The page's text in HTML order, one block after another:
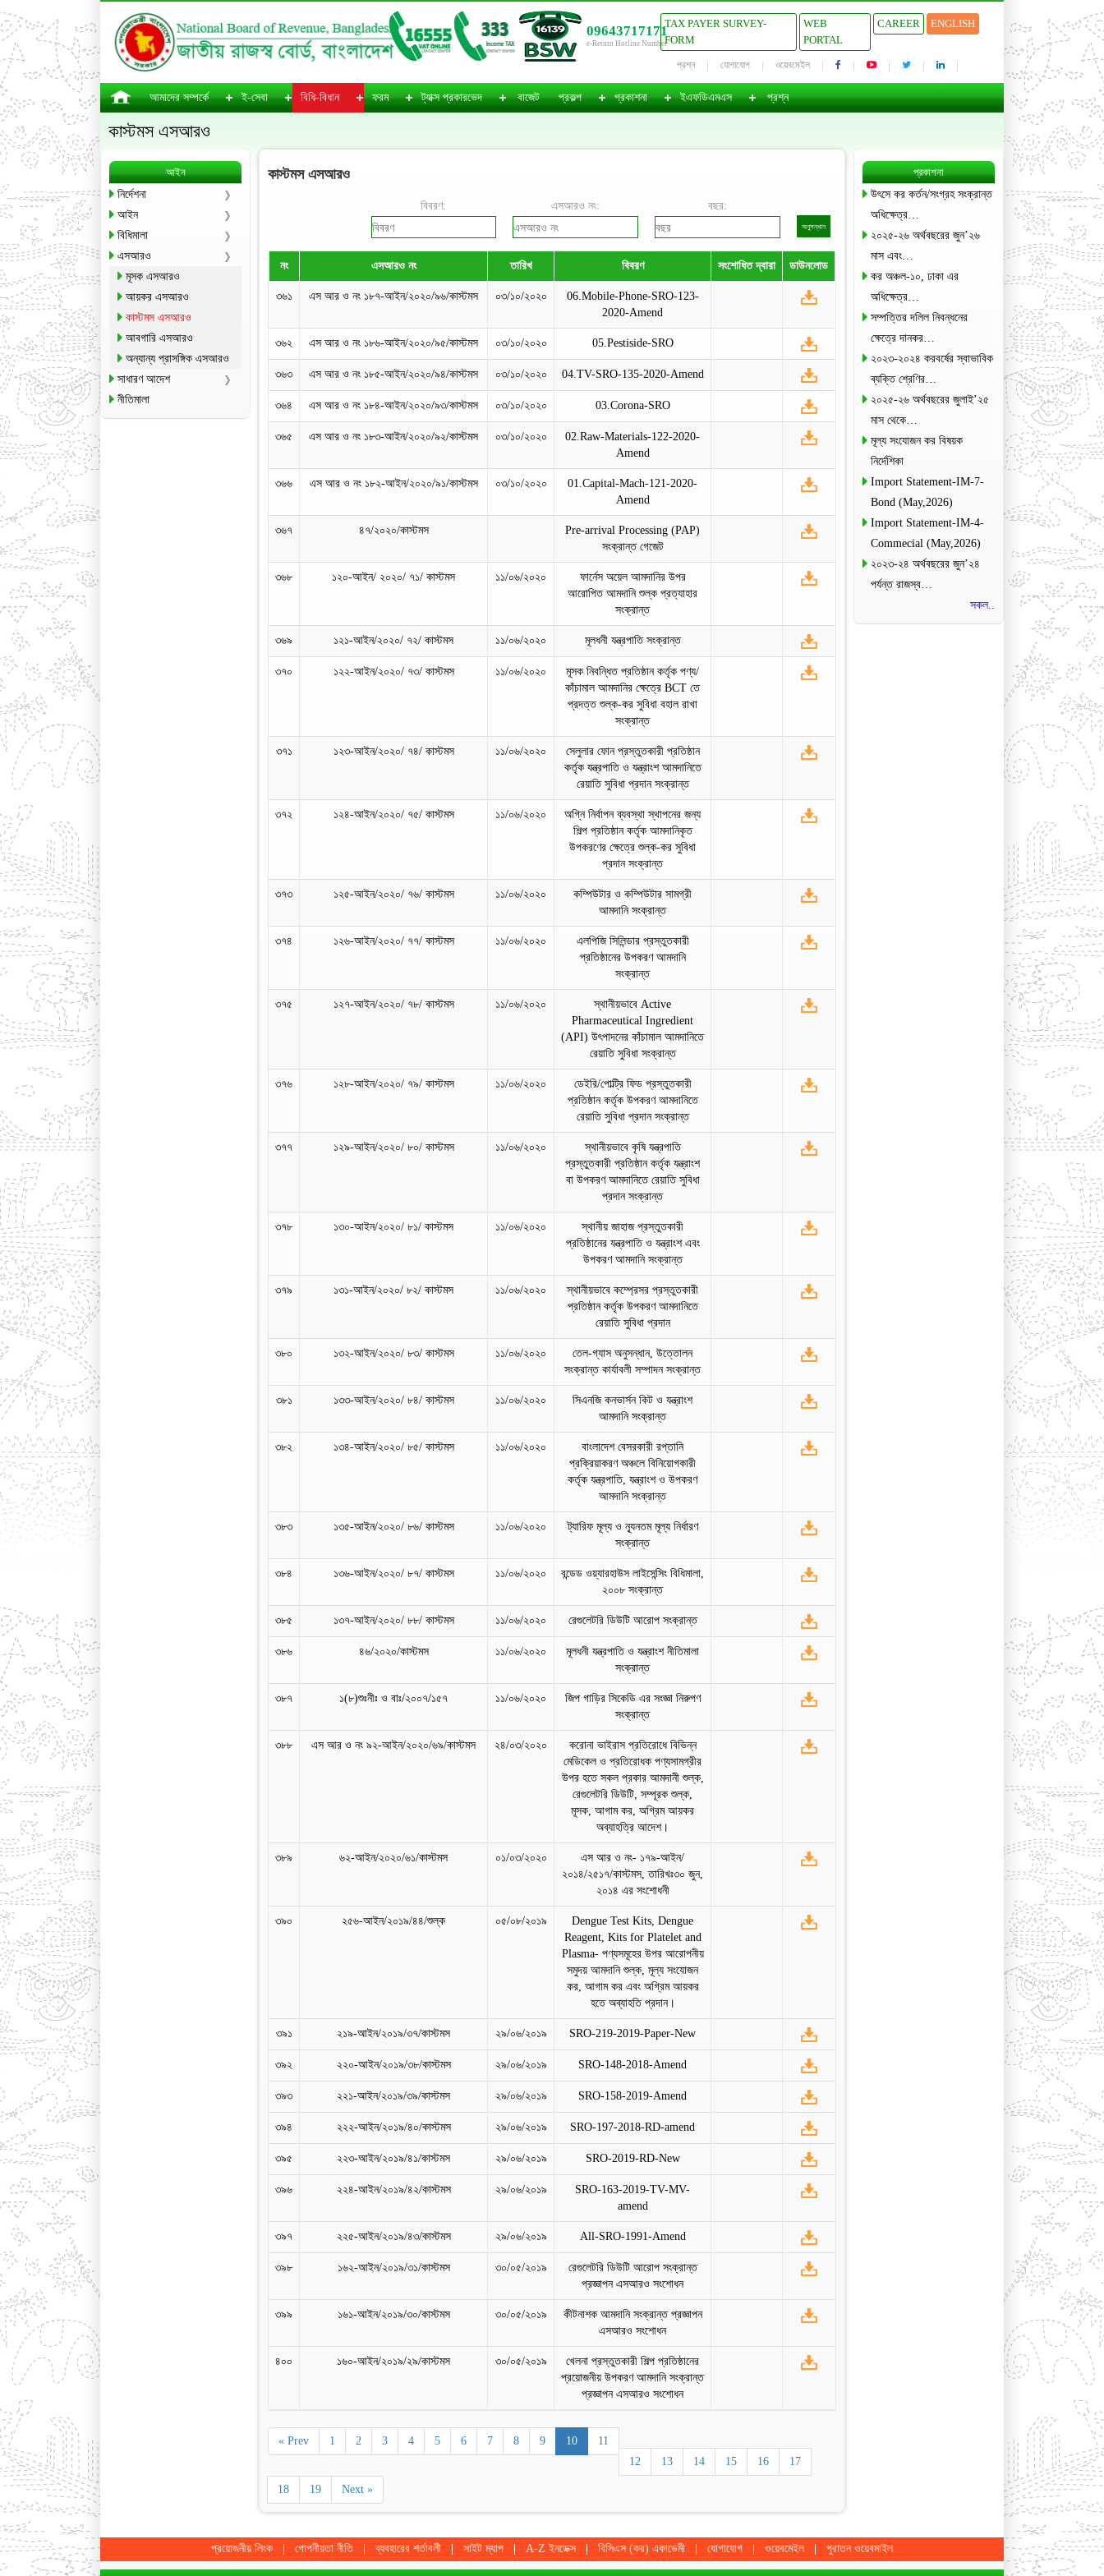
09643717171
e-Return Hotline Number
TAX PAYER SURVEY-
FORM
WEB
PORTAL
CAREER ENGLISH
প্রশ্ন যোগাযোগ ওয়েবমেইল
আমাদের সম্পর্কে ই-সেবা বিধি-বিধান ফরম ট্যাক্স প্রকারভেদ বাজেট প্রকল্প প্রকাশনা ইএফডিএমএস প্রশ্ন
কাস্টমস এসআরও
আইন
নির্দেশনা
আইন
বিধিমালা
এসআরও
মূসক এসআরও
আয়কর এসআরও
কাস্টমস এসআরও
আবগারি এসআরও
অন্যান্য প্রাসঙ্গিক এসআরও
সাধারণ আদেশ
নীতিমালা
কাস্টমস এসআরও
বিবরণ: এসআরও নং: বছর:
নং এসআরও নং তারিখ বিবরণ সংশোধিত দ্বারা ডাউনলোড
৩৬১ এস আর ও নং ১৮৭-আইন/২০২০/৯৬/কাস্টমস ০৩/১০/২০২০
06.Mobile-Phone-SRO-123-
2020-Amend
৩৬২ এস আর ও নং ১৮৬-আইন/২০২০/৯৫/কাস্টমস ০৩/১০/২০২০ 05.Pestiside-SRO
৩৬৩ এস আর ও নং ১৮৫-আইন/২০২০/৯৪/কাস্টমস ০৩/১০/২০২০ 04.TV-SRO-135-2020-Amend
৩৬৪ এস আর ও নং ১৮৪-আইন/২০২০/৯৩/কাস্টমস ০৩/১০/২০২০ 03.Corona-SRO
৩৬৫ এস আর ও নং ১৮৩-আইন/২০২০/৯২/কাস্টমস ০৩/১০/২০২০
02.Raw-Materials-122-2020-
Amend
৩৬৬ এস আর ও নং ১৮২-আইন/২০২০/৯১/কাস্টমস ০৩/১০/২০২০
01.Capital-Mach-121-2020-
Amend
৩৬৭ ৪৭/২০২০/কাস্টমস
Pre-arrival Processing (PAP)
সংক্রান্ত গেজেট
৩৬৮ ১২০-আইন/ ২০২০/ ৭১/ কাস্টমস ১১/০৬/২০২০
ফার্নেস অয়েল আমদানির উপর
আরোপিত আমদানি শুল্ক প্রত্যাহার
সংক্রান্ত
৩৬৯ ১২১-আইন/২০২০/ ৭২/ কাস্টমস ১১/০৬/২০২০ মূলধনী যন্ত্রপাতি সংক্রান্ত
৩৭০ ১২২-আইন/২০২০/ ৭৩/ কাস্টমস ১১/০৬/২০২০
মূসক নিবন্ধিত প্রতিষ্ঠান কর্তৃক পণ্য/
কাঁচামাল আমদানির ক্ষেত্রে BCT তে
প্রদত্ত শুল্ক-কর সুবিধা বহাল রাখা
সংক্রান্ত
৩৭১ ১২৩-আইন/২০২০/ ৭৪/ কাস্টমস ১১/০৬/২০২০
সেলুলার ফোন প্রস্তুতকারী প্রতিষ্ঠান
কর্তৃক যন্ত্রপাতি ও যন্ত্রাংশ আমদানিতে
রেয়াতি সুবিধা প্রদান সংক্রান্ত
৩৭২ ১২৪-আইন/২০২০/ ৭৫/ কাস্টমস ১১/০৬/২০২০
অগ্নি নির্বাপন ব্যবস্থা স্থাপনের জন্য
শিল্প প্রতিষ্ঠান কর্তৃক আমদানিকৃত
উপকরণের ক্ষেত্রে শুল্ক-কর সুবিধা
প্রদান সংক্রান্ত
৩৭৩ ১২৫-আইন/২০২০/ ৭৬/ কাস্টমস ১১/০৬/২০২০
কম্পিউটার ও কম্পিউটার সামগ্রী
আমদানি সংক্রান্ত
৩৭৪ ১২৬-আইন/২০২০/ ৭৭/ কাস্টমস ১১/০৬/২০২০
এলপিজি সিলিন্ডার প্রস্তুতকারী
প্রতিষ্ঠানের উপকরণ আমদানি
সংক্রান্ত
৩৭৫ ১২৭-আইন/২০২০/ ৭৮/ কাস্টমস ১১/০৬/২০২০
স্থানীয়ভাবে Active
Pharmaceutical Ingredient
(API) উৎপাদনের কাঁচামাল আমদানিতে
রেয়াতি সুবিধা সংক্রান্ত
৩৭৬ ১২৮-আইন/২০২০/ ৭৯/ কাস্টমস ১১/০৬/২০২০
ডেইরি/পোল্ট্রি ফিড প্রস্তুতকারী
প্রতিষ্ঠান কর্তৃক উপকরণ আমদানিতে
রেয়াতি সুবিধা প্রদান সংক্রান্ত
৩৭৭ ১২৯-আইন/২০২০/ ৮০/ কাস্টমস ১১/০৬/২০২০
স্থানীয়ভাবে কৃষি যন্ত্রপাতি
প্রস্তুতকারী প্রতিষ্ঠান কর্তৃক যন্ত্রাংশ
বা উপকরণ আমদানিতে রেয়াতি সুবিধা
প্রদান সংক্রান্ত
৩৭৮ ১৩০-আইন/২০২০/ ৮১/ কাস্টমস ১১/০৬/২০২০
স্থানীয় জাহাজ প্রস্তুতকারী
প্রতিষ্ঠানের যন্ত্রপাতি ও যন্ত্রাংশ এবং
উপকরণ আমদানি সংক্রান্ত
৩৭৯ ১৩১-আইন/২০২০/ ৮২/ কাস্টমস ১১/০৬/২০২০
স্থানীয়ভাবে কম্প্রেসর প্রস্তুতকারী
প্রতিষ্ঠান কর্তৃক উপকরণ আমদানিতে
রেয়াতি সুবিধা প্রদান
৩৮০ ১৩২-আইন/২০২০/ ৮৩/ কাস্টমস ১১/০৬/২০২০
তেল-গ্যাস অনুসন্ধান, উত্তোলন
সংক্রান্ত কার্যাবলী সম্পাদন সংক্রান্ত
৩৮১ ১৩৩-আইন/২০২০/ ৮৪/ কাস্টমস ১১/০৬/২০২০
সিএনজি কনভার্সন কিট ও যন্ত্রাংশ
আমদানি সংক্রান্ত
৩৮২ ১৩৪-আইন/২০২০/ ৮৫/ কাস্টমস ১১/০৬/২০২০
বাংলাদেশ বেসরকারী রপ্তানি
প্রক্রিয়াকরণ অঞ্চলে বিনিয়োগকারী
কর্তৃক যন্ত্রপাতি, যন্ত্রাংশ ও উপকরণ
আমদানি সংক্রান্ত
৩৮৩ ১৩৫-আইন/২০২০/ ৮৬/ কাস্টমস ১১/০৬/২০২০
ট্যারিফ মূল্য ও ন্যূনতম মূল্য নির্ধারণ
সংক্রান্ত
৩৮৪ ১৩৬-আইন/২০২০/ ৮৭/ কাস্টমস ১১/০৬/২০২০
বন্ডেড ওয়্যারহাউস লাইসেন্সিং বিধিমালা,
২০০৮ সংক্রান্ত
৩৮৫ ১৩৭-আইন/২০২০/ ৮৮/ কাস্টমস ১১/০৬/২০২০ রেগুলেটরি ডিউটি আরোপ সংক্রান্ত
৩৮৬ ৪৬/২০২০/কাস্টমস ১১/০৬/২০২০
মূলধনী যন্ত্রপাতি ও যন্ত্রাংশ নীতিমালা
সংক্রান্ত
৩৮৭ ১(৮)শুঃনীঃ ও বাঃ/২০০৭/১৫৭ ১১/০৬/২০২০
জিপ গাড়ির সিকেডি এর সংজ্ঞা নিরুপণ
সংক্রান্ত
৩৮৮ এস আর ও নং ৯২-আইন/২০২০/৬৯/কাস্টমস ২৪/০৩/২০২০
করোনা ভাইরাস প্রতিরোধে বিভিন্ন
মেডিকেল ও প্রতিরোধক পণ্যসামগ্রীর
উপর হতে সকল প্রকার আমদানী শুল্ক,
রেগুলেটরি ডিউটি, সম্পূরক শুল্ক,
মূসক, আগাম কর, অগ্রিম আয়কর
অব্যাহতি্র আদেশ।
৩৮৯ ৬২-আইন/২০২০/৬১/কাস্টমস ০১/০৩/২০২০
এস আর ও নং- ১৭৯-আইন/
২০১৪/২৫১৭/কাস্টমস, তারিখঃ৩০ জুন,
২০১৪ এর সংশোধনী
৩৯০ ২৫৬-আইন/২০১৯/৪৪/শুল্ক ০৫/০৮/২০১৯
Dengue Test Kits, Dengue
Reagent, Kits for Platelet and
Plasma- পণ্যসমূহের উপর আরোপনীয়
সমুদয় আমদানি শুল্ক, মূল্য সংযোজন
কর, আগাম কর এবং অগ্রিম আয়কর
হতে অব্যাহতি প্রদান।
৩৯১ ২১৯-আইন/২০১৯/৩৭/কাস্টমস ২৯/০৬/২০১৯ SRO-219-2019-Paper-New
৩৯২ ২২০-আইন/২০১৯/৩৮/কাস্টমস ২৯/০৬/২০১৯ SRO-148-2018-Amend
৩৯৩ ২২১-আইন/২০১৯/৩৯/কাস্টমস ২৯/০৬/২০১৯ SRO-158-2019-Amend
৩৯৪ ২২২-আইন/২০১৯/৪০/কাস্টমস ২৯/০৬/২০১৯ SRO-197-2018-RD-amend
৩৯৫ ২২৩-আইন/২০১৯/৪১/কাস্টমস ২৯/০৬/২০১৯ SRO-2019-RD-New
৩৯৬ ২২৪-আইন/২০১৯/৪২/কাস্টমস ২৯/০৬/২০১৯
SRO-163-2019-TV-MV-
amend
৩৯৭ ২২৫-আইন/২০১৯/৪৩/কাস্টমস ২৯/০৬/২০১৯ All-SRO-1991-Amend
৩৯৮ ১৬২-আইন/২০১৯/৩১/কাস্টমস ৩০/০৫/২০১৯
রেগুলেটরি ডিউটি আরোপ সংক্রান্ত
প্রজ্ঞাপন এসআরও সংশোধন
৩৯৯ ১৬১-আইন/২০১৯/৩০/কাস্টমস ৩০/০৫/২০১৯
কীটনাশক আমদানি সংক্রান্ত প্রজ্ঞাপন
এসআরও সংশোধন
৪০০ ১৬০-আইন/২০১৯/২৯/কাস্টমস ৩০/০৫/২০১৯
খেলনা প্রস্তুতকারী শিল্প প্রতিষ্ঠানের
প্রয়োজনীয় উপকরণ আমদানি সংক্রান্ত
প্রজ্ঞাপন এসআরও সংশোধন
« Prev 1 2 3 4 5 6 7 8 9 10
11
12
13 14 15 16 17
18 19 Next »
প্রকাশনা
উৎসে কর কর্তন/সংগ্রহ সংক্রান্ত
অধিক্ষেত্র…
২০২৫-২৬ অর্থবছরের জুন’২৬
মাস এবং…
কর অঞ্চল-১০, ঢাকা এর
অধিক্ষেত্র…
সম্পত্তির দলিল নিবন্ধনের
ক্ষেত্রে দানকর…
২০২৩-২০২৪ করবর্ষের স্বাভাবিক
ব্যক্তি শ্রেণির…
২০২৫-২৬ অর্থবছরের জুলাই’২৫
মাস থেকে…
মূল্য সংযোজন কর বিষয়ক
নির্দেশিকা
Import Statement-IM-7-
Bond (May,2026)
Import Statement-IM-4-
Commecial (May,2026)
২০২৩-২৪ অর্থবছরের জুন’২৪
পর্যন্ত রাজস্ব…
সকল..
প্রয়োজনীয় লিংক গোপনীয়তা নীতি ব্যবহারের শর্তাবলী সাইট ম্যাপ A-Z ইনডেক্স বিসিএস (কর) একাডেমী যোগাযোগ ওয়েবমেইল পুরাতন ওয়েবমাইল